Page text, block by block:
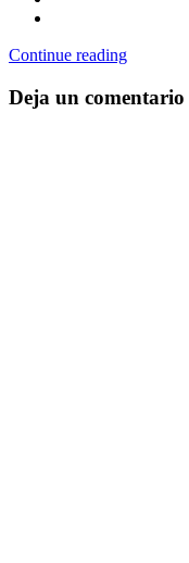
Continue reading
Deja un comentario